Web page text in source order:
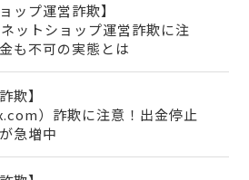
ップ運営詐欺】
ットショップ運営詐欺に注
も不可の実態とは
欺】
）詐欺に注意！出金停止
急増中